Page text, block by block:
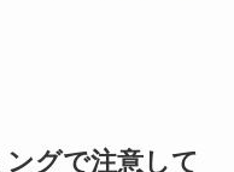
グで注意して